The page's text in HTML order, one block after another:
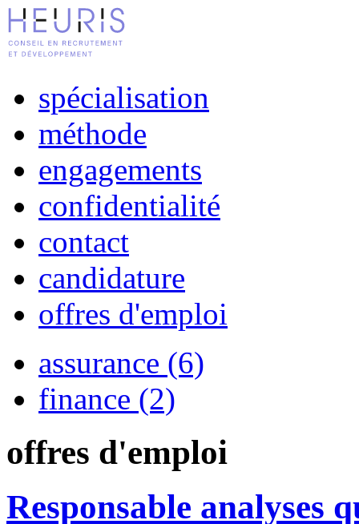
spécialisation
méthode
engagements
confidentialité
contact
candidature
offres d'emploi
assurance (6)
finance (2)
offres d'emploi
Responsable analyses